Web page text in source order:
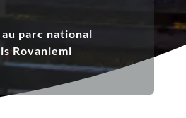
parc national
Rovaniemi